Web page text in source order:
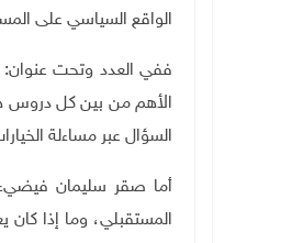
الواقع السياسي على
ففي العدد وتحت عنوان:
الأهم من بين كل دروس
السؤال عبر مساءلة
أما صقر سليمان فيضيء
المستقبلي، وما إذا كان